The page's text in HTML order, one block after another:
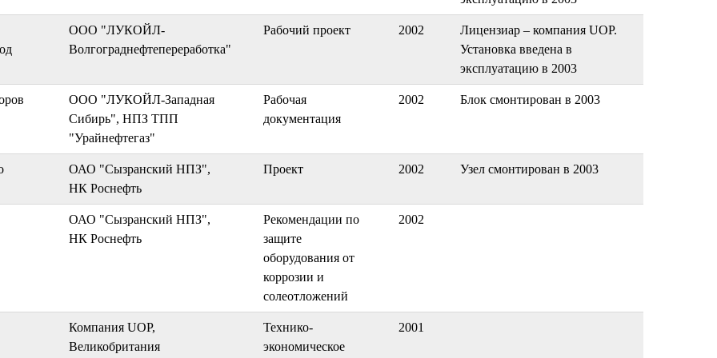
ООО "ЛУКОЙЛ-
Волгограднефтепереработка"
Рабочий проект 2002
Лицензиар – компания UOP.
Установка введена в
эксплуатацию в 2003
ООО "ЛУКОЙЛ-Западная
Сибирь", НПЗ ТПП
"Урайнефтегаз"
Рабочая
документация
2002 Блок смонтирован в 2003
ОАО "Сызранский НПЗ",
НК Роснефть
Проект 2002 Узел смонтирован в 2003
ОАО "Сызранский НПЗ",
НК Роснефть
Рекомендации по
защите
оборудования от
коррозии и
солеотложений
2002
Компания UOP,
Великобритания
Технико-
экономическое
2001